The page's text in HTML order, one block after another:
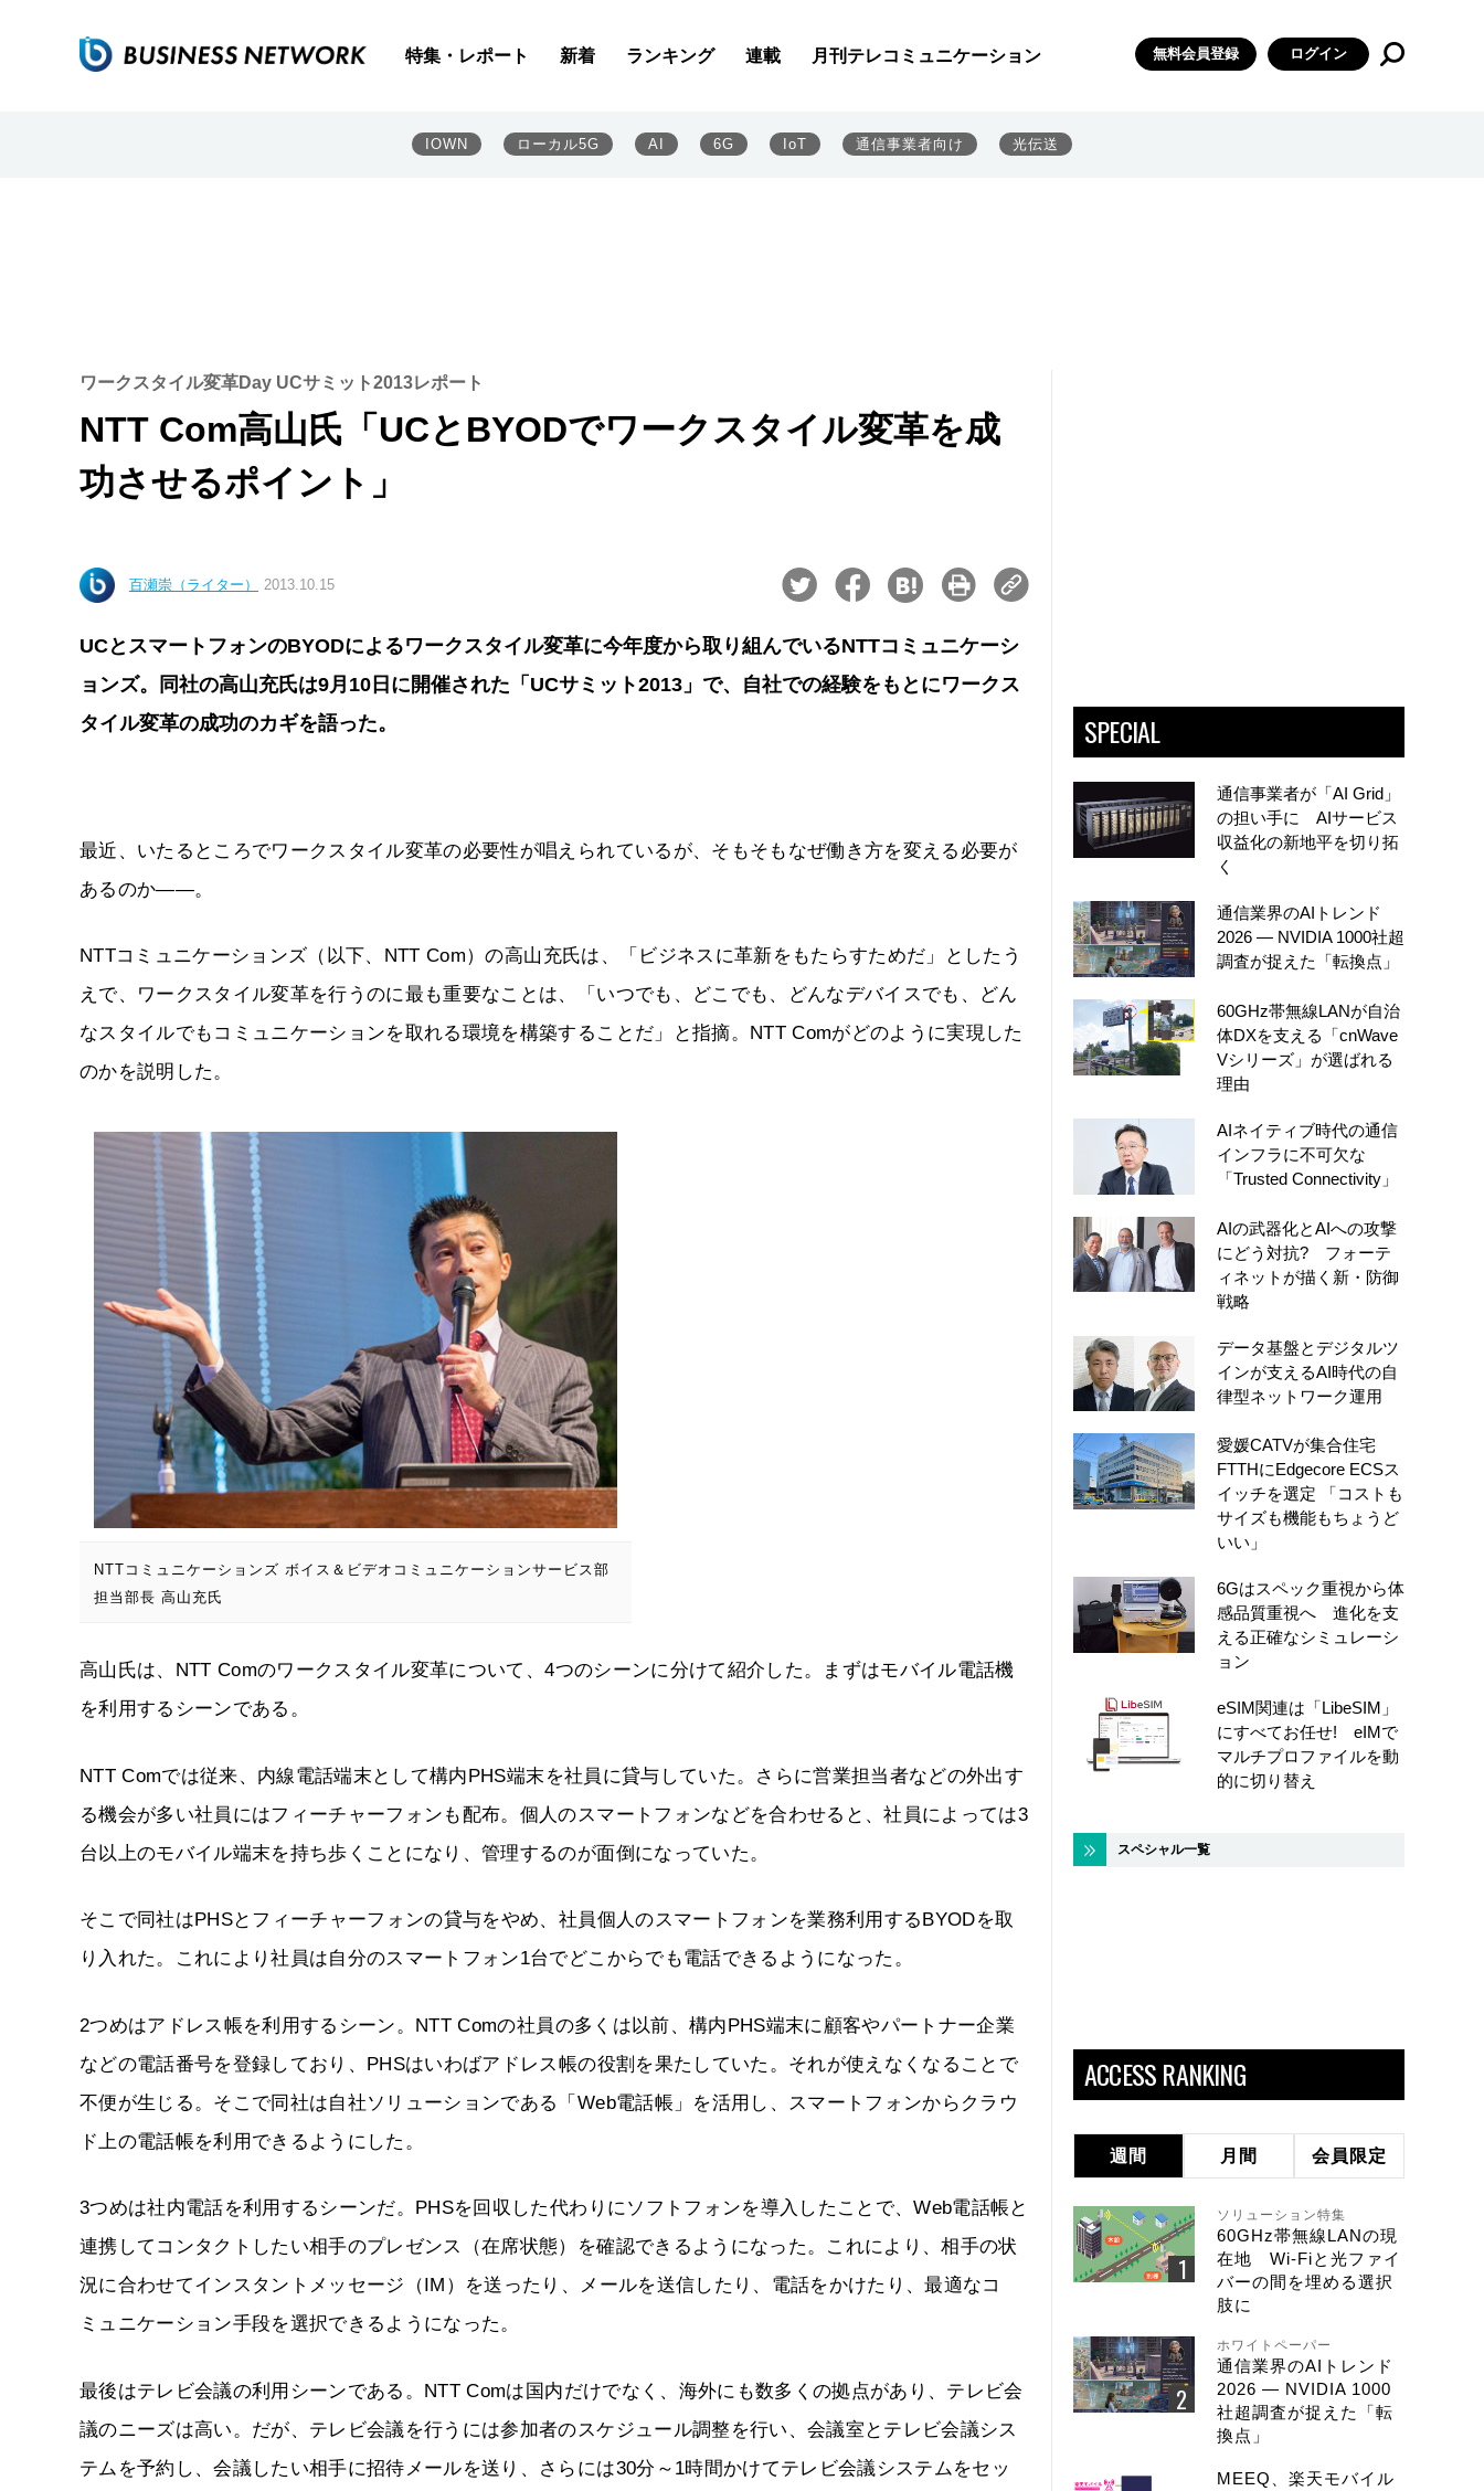
特集・レポート 新着 ランキング 連載 月刊テレコミュニケーション 無料会員登録 ログイン
IOWN ローカル5G AI 6G IoT 通信事業者向け 光伝送
ワークスタイル変革Day UCサミット2013レポート
NTT Com高山氏「UCとBYODでワークスタイル変革を成
功させるポイント」
百瀬崇（ライター） 2013.10.15
UCとスマートフォンのBYODによるワークスタイル変革に今年度から取り組んでいるNTTコミュニケーシ
ョンズ。同社の高山充氏は9月10日に開催された「UCサミット2013」で、自社での経験をもとにワークス
タイル変革の成功のカギを語った。
最近、いたるところでワークスタイル変革の必要性が唱えられているが、そもそもなぜ働き方を変える必要が
あるのか――。
NTTコミュニケーションズ（以下、NTT Com）の高山充氏は、「ビジネスに革新をもたらすためだ」としたう
えで、ワークスタイル変革を行うのに最も重要なことは、「いつでも、どこでも、どんなデバイスでも、どん
なスタイルでもコミュニケーションを取れる環境を構築することだ」と指摘。NTT Comがどのように実現した
のかを説明した。
NTTコミュニケーションズ ボイス＆ビデオコミュニケーションサービス部
担当部長 高山充氏
高山氏は、NTT Comのワークスタイル変革について、4つのシーンに分けて紹介した。まずはモバイル電話機
を利用するシーンである。
NTT Comでは従来、内線電話端末として構内PHS端末を社員に貸与していた。さらに営業担当者などの外出す
る機会が多い社員にはフィーチャーフォンも配布。個人のスマートフォンなどを合わせると、社員によっては3
台以上のモバイル端末を持ち歩くことになり、管理するのが面倒になっていた。
そこで同社はPHSとフィーチャーフォンの貸与をやめ、社員個人のスマートフォンを業務利用するBYODを取
り入れた。これにより社員は自分のスマートフォン1台でどこからでも電話できるようになった。
2つめはアドレス帳を利用するシーン。NTT Comの社員の多くは以前、構内PHS端末に顧客やパートナー企業
などの電話番号を登録しており、PHSはいわばアドレス帳の役割を果たしていた。それが使えなくなることで
不便が生じる。そこで同社は自社ソリューションである「Web電話帳」を活用し、スマートフォンからクラウ
ド上の電話帳を利用できるようにした。
3つめは社内電話を利用するシーンだ。PHSを回収した代わりにソフトフォンを導入したことで、Web電話帳と
連携してコンタクトしたい相手のプレゼンス（在席状態）を確認できるようになった。これにより、相手の状
況に合わせてインスタントメッセージ（IM）を送ったり、メールを送信したり、電話をかけたり、最適なコ
ミュニケーション手段を選択できるようになった。
最後はテレビ会議の利用シーンである。NTT Comは国内だけでなく、海外にも数多くの拠点があり、テレビ会
議のニーズは高い。だが、テレビ会議を行うには参加者のスケジュール調整を行い、会議室とテレビ会議シス
テムを予約し、会議したい相手に招待メールを送り、さらには30分～1時間かけてテレビ会議システムをセッ
SPECIAL
通信事業者が「AI Grid」
の担い手に AIサービス
収益化の新地平を切り拓
く
通信業界のAIトレンド
2026 ― NVIDIA 1000社超
調査が捉えた「転換点」
60GHz帯無線LANが自治
体DXを支える「cnWave
Vシリーズ」が選ばれる
理由
AIネイティブ時代の通信
インフラに不可欠な
「Trusted Connectivity」
AIの武器化とAIへの攻撃
にどう対抗? フォーテ
ィネットが描く新・防御
戦略
データ基盤とデジタルツ
インが支えるAI時代の自
律型ネットワーク運用
愛媛CATVが集合住宅
FTTHにEdgecore ECSス
イッチを選定 「コストも
サイズも機能もちょうど
いい」
6Gはスペック重視から体
感品質重視へ 進化を支
える正確なシミュレーシ
ョン
eSIM関連は「LibeSIM」
にすべてお任せ! eIMで
マルチプロファイルを動
的に切り替え
スペシャル一覧
ACCESS RANKING
週間 月間 会員限定
ソリューション特集
60GHz帯無線LANの現
在地 Wi-Fiと光ファイ
バーの間を埋める選択
肢に
ホワイトペーパー
通信業界のAIトレンド
2026 ― NVIDIA 1000
社超調査が捉えた「転
換点」
MEEQ、楽天モバイル